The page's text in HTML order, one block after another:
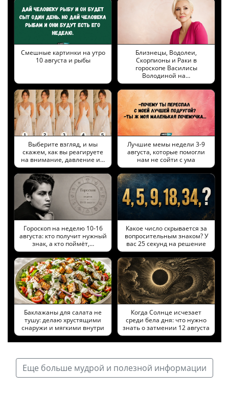
Смешные картинки на утро
10 августа и рыбы
Близнецы, Водолеи,
Скорпионы и Раки в
гороскопе Василисы
Володиной на…
Выберите взгляд, и мы
скажем, как вы реагируете
на внимание, давление и…
Лучшие мемы недели 3-9
августа, которые помогли
нам не сойти с ума
Гороскоп на неделю 10-16
августа: кто получит нужный
знак, а кто поймёт,…
Какое число скрывается за
вопросительным знаком? У
вас 25 секунд на решение
Баклажаны для салата не
тушу: делаю хрустящими
снаружи и мягкими внутри
Когда Солнце исчезает
среди бела дня: что нужно
знать о затмении 12 августа
Еще больше мудрой и полезной информации